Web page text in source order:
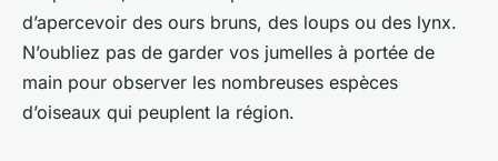
d’apercevoir des ours bruns, des loups ou des lynx.
N’oubliez pas de garder vos jumelles à portée de
main pour observer les nombreuses espèces
d’oiseaux qui peuplent la région.